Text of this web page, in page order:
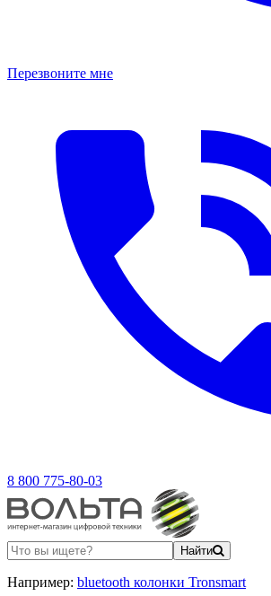
Перезвоните мне
8 800 775-80-03
Найти
Например: bluetooth колонки Tronsmart